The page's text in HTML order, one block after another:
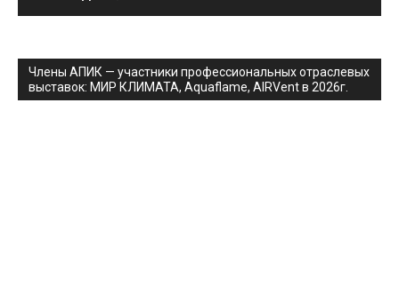
Члены АПИК — участники профессиональных отраслевых
выставок: МИР КЛИМАТА, Aquaflame, AIRVent в 2026г.